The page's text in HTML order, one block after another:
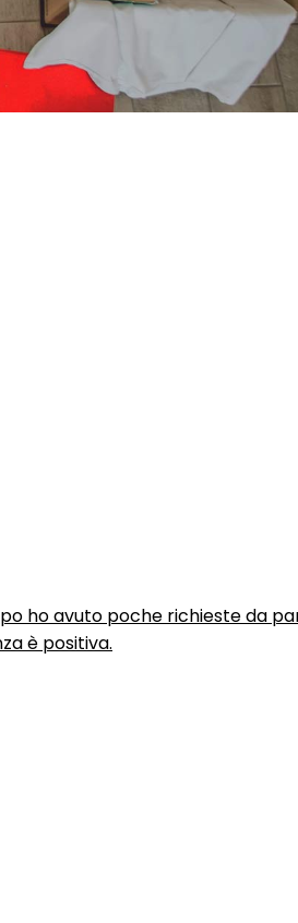
ho avuto poche richieste da
è positiva.